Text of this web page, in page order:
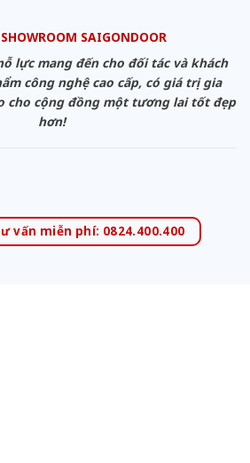
SAIGONDOOR
lực mang đến cho đối tác và khách
công nghệ cao cấp, có giá trị gia
cho cộng đồng một tương lai tốt đẹp
hơn!
vấn miễn phí: 0824.400.400